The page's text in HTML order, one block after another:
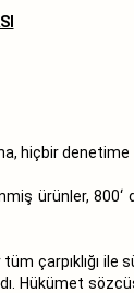
hiçbir
ürünler,
çarpıklığı ile
Hükümet